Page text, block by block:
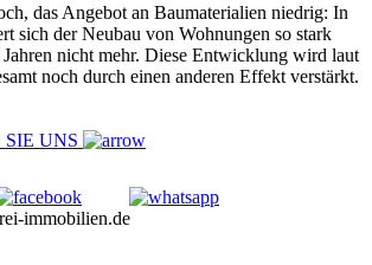
das Angebot an Baumaterialien niedrig: In
sich der Neubau von Wohnungen so stark
nicht mehr. Diese Entwicklung wird laut
noch durch einen anderen Effekt verstärkt.
UNS
immobilien.de